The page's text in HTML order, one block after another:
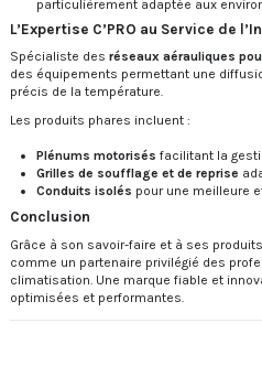
particulièrement adaptée aux
L’Expertise C’PRO au Service de
Spécialiste des réseaux aérauliques
des équipements permettant une
précis de la température.
Les produits phares incluent :
Plénums motorisés facilitant la
Grilles de soufflage et de reprise
Conduits isolés pour une meilleure
Conclusion
Grâce à son savoir-faire et à ses
comme un partenaire privilégié des
climatisation. Une marque fiable et
optimisées et performantes.